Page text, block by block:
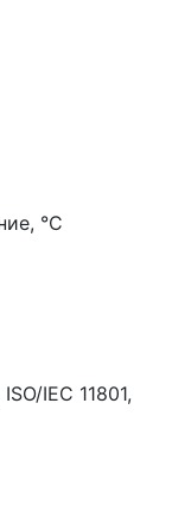
°С
IEC 11801,